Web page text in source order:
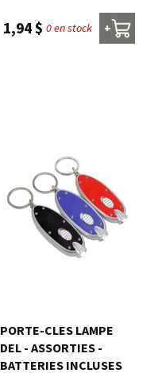
1,94 $ 0 en stock +
PORTE-CLES LAMPE
DEL - ASSORTIES -
BATTERIES INCLUSES